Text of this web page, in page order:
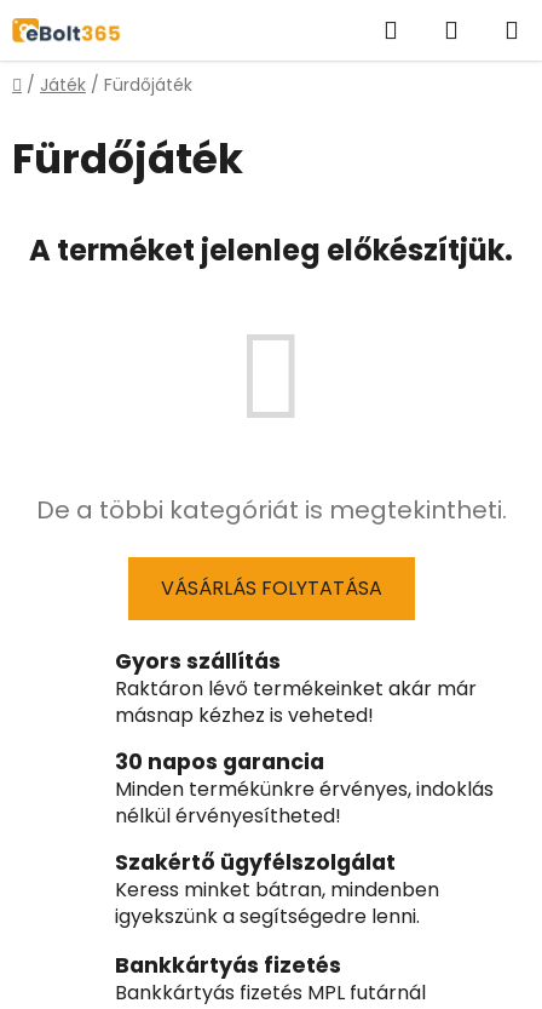
Ugrás
fő
tartalomhoz
KeresésKOSÁR
Kezdőlap
/ Játék / Fürdőjáték
Fürdőjáték
A terméket jelenleg előkészítjük.
De a többi kategóriát is megtekintheti.
VÁSÁRLÁS FOLYTATÁSA
Gyors szállítás
Raktáron lévő termékeinket akár már
másnap kézhez is veheted!
30 napos garancia
Minden termékünkre érvényes, indoklás
nélkül érvényesítheted!
Szakértő ügyfélszolgálat
Keress minket bátran, mindenben
igyekszünk a segítségedre lenni.
Bankkártyás fizetés
Bankkártyás fizetés MPL futárnál